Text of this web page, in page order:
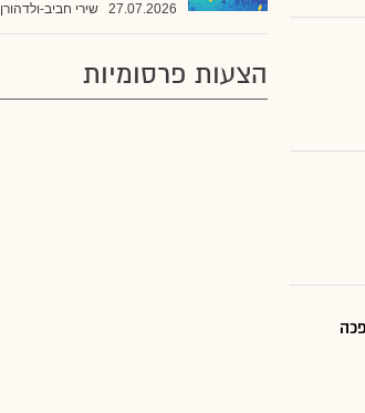
27.07.2026 שירי חביב-ולדהורן
הצעות פרסומיות